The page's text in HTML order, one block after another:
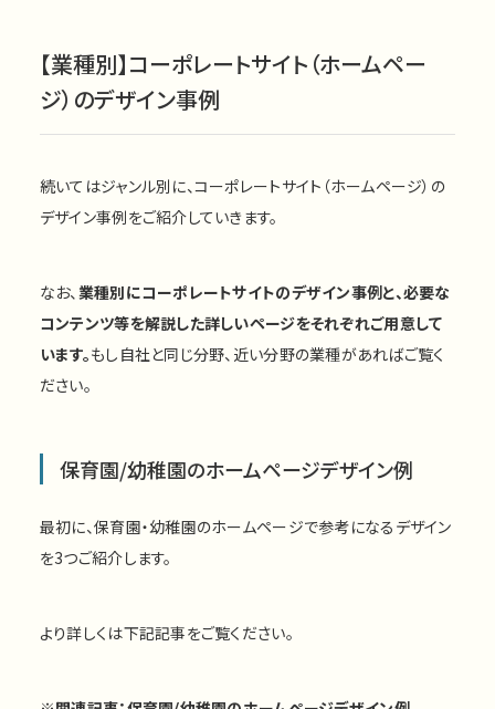
【業種別】コーポレートサイト（ホームペー
ジ）のデザイン事例
続いてはジャンル別に、コーポレートサイト（ホームページ）の
デザイン事例をご紹介していきます。
なお、業種別にコーポレートサイトのデザイン事例と、必要な
コンテンツ等を解説した詳しいページをそれぞれご用意して
います。もし自社と同じ分野、近い分野の業種があればご覧く
ださい。
保育園/幼稚園のホームページデザイン例
最初に、保育園・幼稚園のホームページで参考になるデザイン
を3つご紹介します。
より詳しくは下記記事をご覧ください。